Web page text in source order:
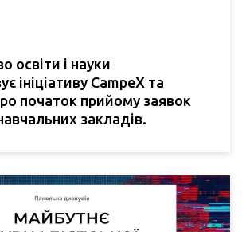
освіти і науки
ініціативу CampeX та
початок прийому заявок
закладів.